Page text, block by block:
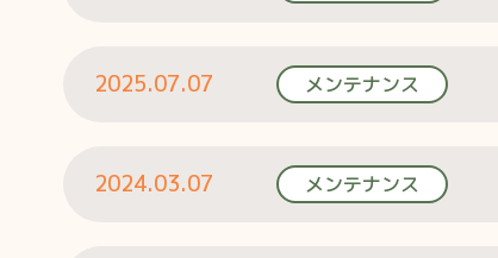
2025.07.07 メンテナンス
2024.03.07 メンテナンス